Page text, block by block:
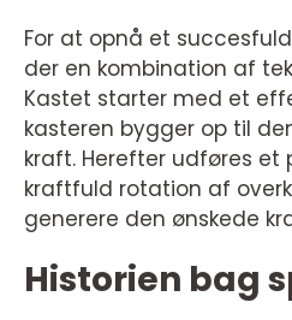
For at opnå et
der en kombination af
Kastet starter med et
kasteren bygger op til
kraft. Herefter udføres
kraftfuld rotation af
generere den ønskede
Historien bag